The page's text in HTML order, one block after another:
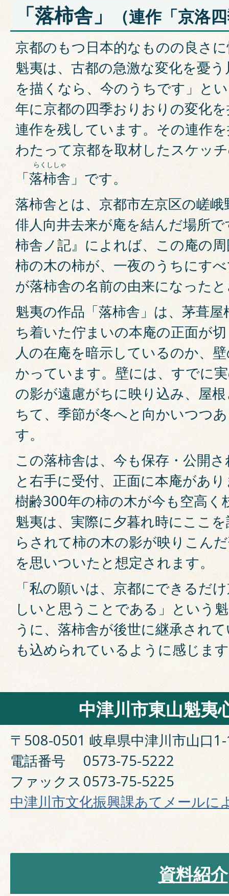
「落柿舎」 （連作「京洛
京都のもつ日本的なものの良さ
魁夷は、古都の急激な変化を憂
を描くなら、今のうちです」と
年に京都の四季おりおりの変化
連作を残しています。その連作
わたって京都を取材したスケッ
「落柿舎 」です。
落柿舎とは、京都市左京区の嵯
俳人向井去来が庵を結んだ場所
柿舎ノ記』によれば、この庵の
柿の木の柿が、一夜のうちにす
が落柿舎の名前の由来になった
魁夷の作品「落柿舎」は、茅葺
ち着いた佇まいの本庵の正面が
人の在庵を暗示しているのか、
かっています。壁には、すでに
の影が遠慮がちに映り込み、屋
ちて、季節が冬へと向かいつつ
す。
この落柿舎は、今も保存・公開
と右手に受付、正面に本庵があ
樹齢300年の柿の木が今も空高
魁夷は、実際に夕暮れ時にここ
らされて柿の木の影が映りこん
を思いついたと想定されます。
「私の願いは、京都にできるだ
しいと思うことである」という
うに、落柿舎が後世に継承され
も込められているように感じま
中津川市東山魁夷
〒508-0501 岐阜県中津川市山口
電話番号
0573-75-5222
ファックス 0573-75-5225
中津川市文化振興課あてメールに
資料紹介